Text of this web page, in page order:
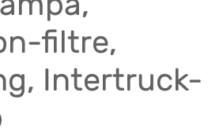
filtre,
Intertruck-